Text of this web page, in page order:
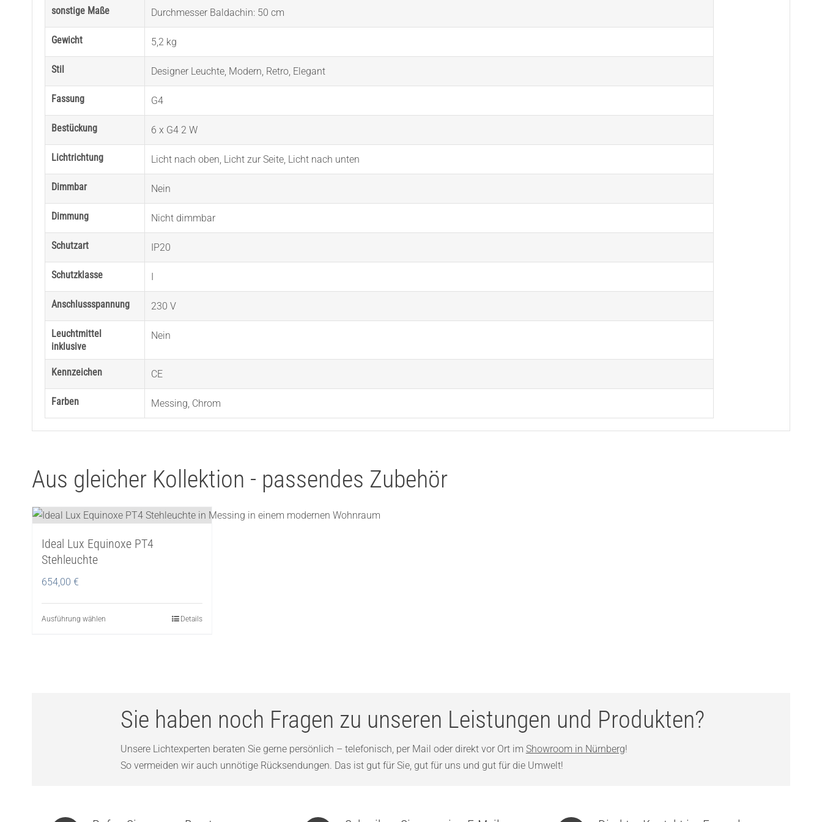
sonstige Maße Durchmesser Baldachin: 50 cm
Gewicht 5,2 kg
Stil Designer Leuchte, Modern, Retro, Elegant
Fassung G4
Bestückung 6 x G4 2 W
Lichtrichtung Licht nach oben, Licht zur Seite, Licht nach unten
Dimmbar Nein
Dimmung Nicht dimmbar
Schutzart IP20
Schutzklasse
Anschlussspannung 230 V
Leuchtmittel
inklusive
Nein
Kennzeichen CE
Farben Messing, Chrom
Aus gleicher Kollektion - passendes Zubehör
Ideal Lux Equinoxe PT4
Stehleuchte
654,00 €
Ausführung wählenDieses
können
gewählt
Details
Sie haben noch Fragen zu unseren Leistungen und Produkten?
Unsere Lichtexperten beraten Sie gerne persönlich – telefonisch, per Mail oder direkt vor Ort im Showroom in Nürnberg!
So vermeiden wir auch unnötige Rücksendungen. Das ist gut für Sie, gut für uns und gut für die Umwelt!